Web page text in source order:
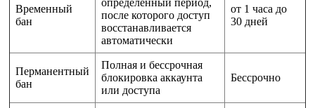
Временный
бан
определённый период,
после которого доступ
восстанавливается
автоматически
от 1 часа до
30 дней
Перманентный
бан
Полная и бессрочная
блокировка аккаунта
или доступа
Бессрочно